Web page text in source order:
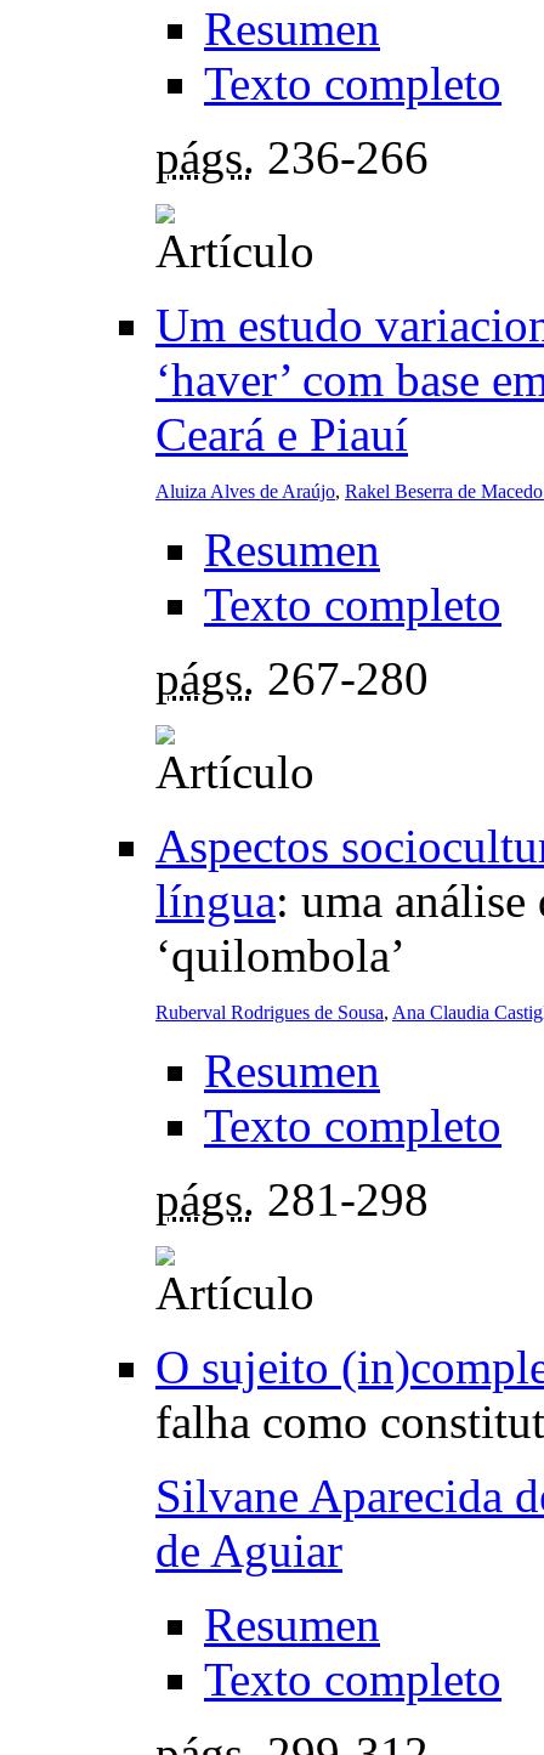
Resumen
Texto completo
págs. 236-266
Um estudo
‘haver’ com base
Ceará e Piauí
Aluiza Alves de Araújo, Rakel Beserra de
Resumen
Texto completo
págs. 267-280
Aspectos
língua: uma análise
‘quilombola’
Ruberval Rodrigues de Sousa, Ana Claudia
Resumen
Texto completo
págs. 281-298
O sujeito
falha como
Silvane Aparecida
de Aguiar
Resumen
Texto completo